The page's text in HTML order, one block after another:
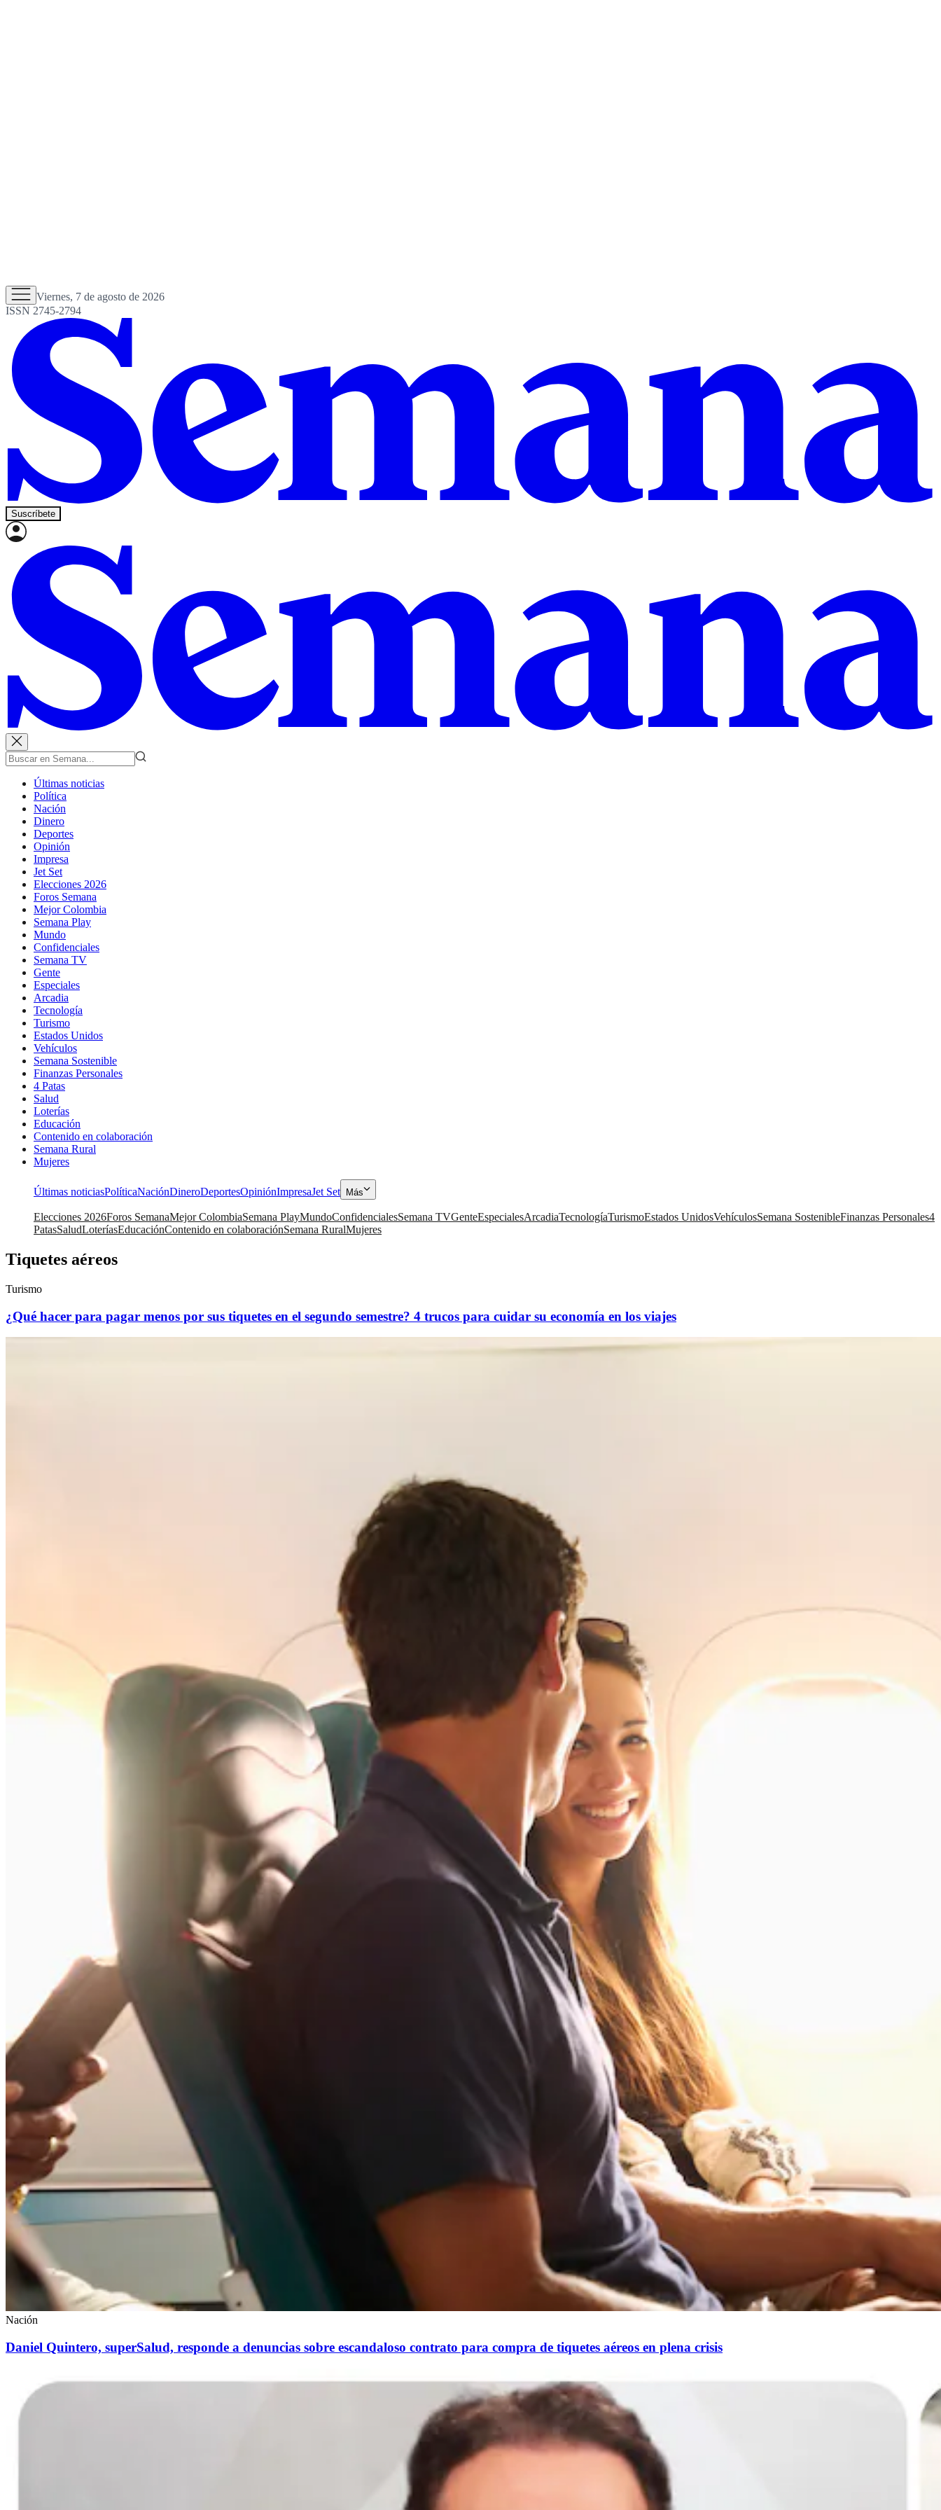
Viernes, 7 de agosto de 2026
ISSN 2745-2794
Suscríbete
Últimas noticias
Política
Nación
Dinero
Deportes
Opinión
Impresa
Jet Set
Elecciones 2026
Foros Semana
Mejor Colombia
Semana Play
Mundo
Confidenciales
Semana TV
Gente
Especiales
Arcadia
Tecnología
Turismo
Estados Unidos
Vehículos
Semana Sostenible
Finanzas Personales
4 Patas
Salud
Loterías
Educación
Contenido en colaboración
Semana Rural
Mujeres
Últimas noticiasPolíticaNaciónDineroDeportesOpiniónImpresaJet Set Más
Elecciones 2026Foros SemanaMejor ColombiaSemana PlayMundoConfidencialesSemana TVGenteEspecialesArcadiaTecnologíaTurismoEstados UnidosVehículosSemana SostenibleFinanzas Personales4
PatasSaludLoteríasEducaciónContenido en colaboraciónSemana RuralMujeres
Tiquetes aéreos
Turismo
¿Qué hacer para pagar menos por sus tiquetes en el segundo semestre? 4 trucos para cuidar su economía en los viajes
Nación
Daniel Quintero, superSalud, responde a denuncias sobre escandaloso contrato para compra de tiquetes aéreos en plena crisis